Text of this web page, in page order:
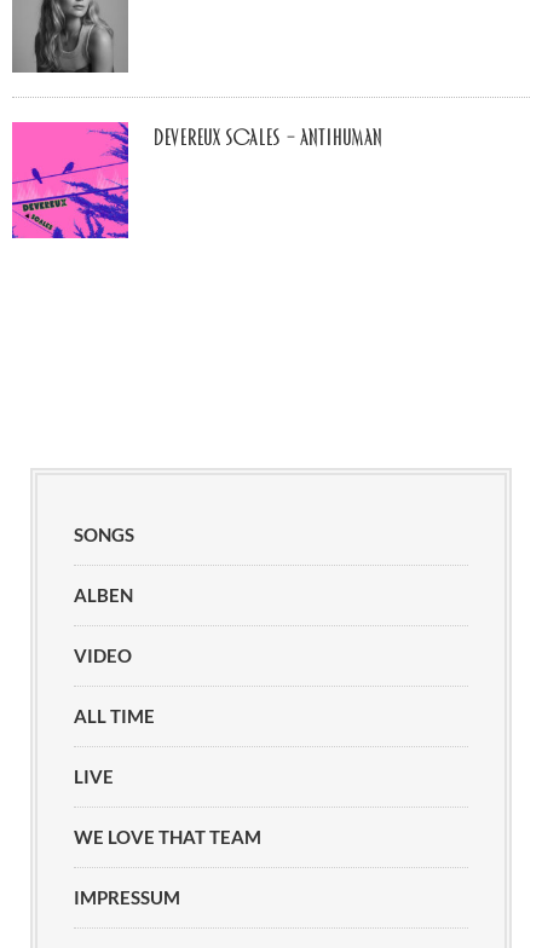
Devereux Scales – Antihuman
SONGS
ALBEN
VIDEO
ALL TIME
LIVE
WE LOVE THAT TEAM
IMPRESSUM